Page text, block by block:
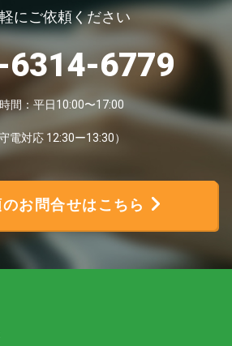
にご依頼ください
6314-6779
間：平日10:00〜17:00
守電対応 12:30ー13:30）
お問合せはこちら